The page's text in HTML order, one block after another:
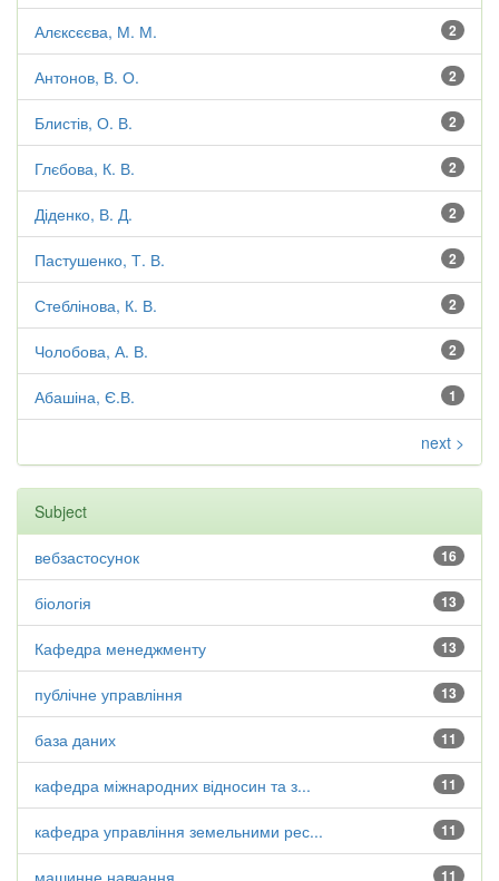
2
Алєксєєва, М. М.
2
Антонов, В. О.
2
Блистів, О. В.
2
Глєбова, К. В.
2
Діденко, В. Д.
2
Пастушенко, Т. В.
2
Стеблінова, К. В.
2
Чолобова, А. В.
1
Абашіна, Є.В.
next >
Subject
16
вебзастосунок
13
біологія
13
Кафедра менеджменту
13
публічне управління
11
база даних
11
кафедра міжнародних відносин та з...
11
кафедра управління земельними рес...
11
машинне навчання